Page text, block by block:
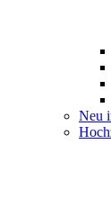
Neu